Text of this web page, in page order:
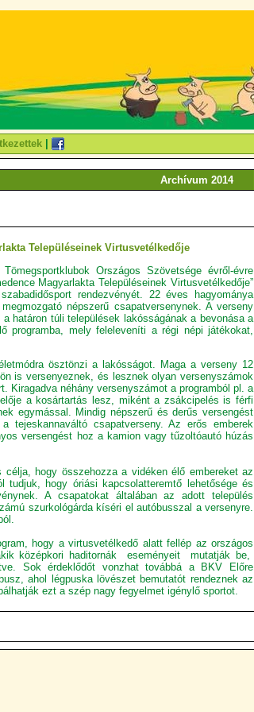
Archívum 2014
Településeinek Virtusvetélkedője
Országos Szövetsége évről-évre
Magyarlakta Településeinek Virtusvetélkedője”
rendezvényét. 22 éves hagyománya
népszerű csapatversenynek. A verseny
határon túli települések lakósságának a bevonása a
programba, mely feleleveníti a régi népi játékokat,
ösztönzi a lakósságot. Maga a verseny 12
is versenyeznek, és lesznek olyan versenyszámok
Kiragadva néhány versenyszámot a programból pl. a
a kosártartás lesz, miként a zsákcipelés is férfi
egymással. Mindig népszerű és derűs versengést
csapatverseny. Az erős emberek
versengést hoz a kamion vagy tűzoltóautó húzás
hogy összehozza a vidéken élő embereket az
tudjuk, hogy óriási kapcsolatteremtő lehetősége és
A csapatokat általában az adott település
szurkológárda kíséri el autóbusszal a versenyre.
hogy a virtusvetélkedő alatt fellép az országos
középkori haditornák eseményeit mutatják be,
Sok érdeklődőt vonzhat továbbá a BKV Előre
ahol légpuska lövészet bemutatót rendeznek az
ezt a szép nagy fegyelmet igénylő sportot.